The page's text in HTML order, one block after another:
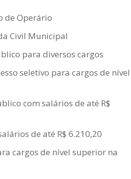
de Operário
Civil Municipal
para diversos cargos
seletivo para cargos de nível
com salários de até R$
de até R$ 6.210,20
cargos de nível superior na